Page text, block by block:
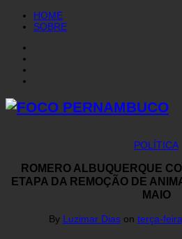
HOME
SOBRE
POLÍTICA
ROMERO ALBUQUERQUE
ETAPA DA REMOÇÃO DE
MAIO
By Luzimar Dias on terça-